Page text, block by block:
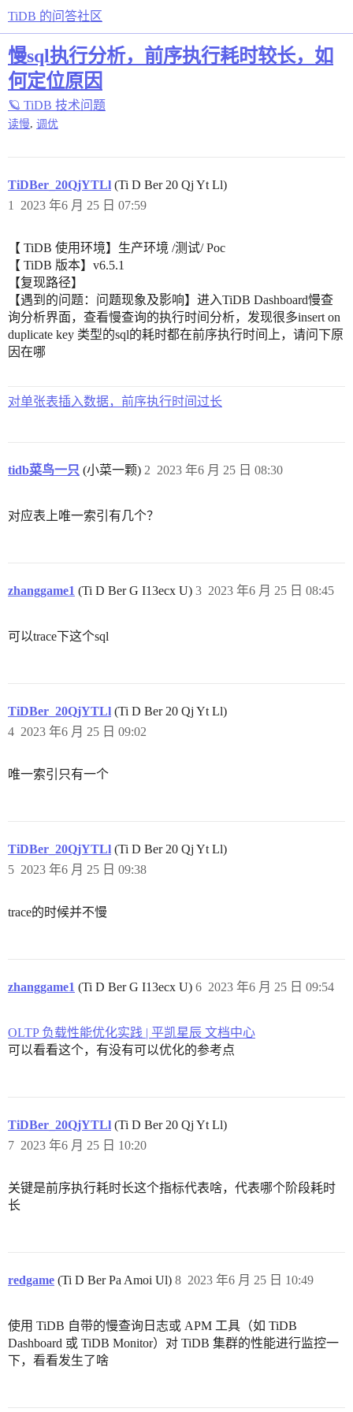
TiDB 的问答社区
慢sql执行分析，前序执行耗时较长，如
何定位原因
🪐 TiDB 技术问题
读慢 调优
TiDBer_20QjYTLl (Ti D Ber 20 Qj Yt Ll)
2023 年6 月 25 日 07:59
1
【 TiDB 使用环境】生产环境 /测试/ Poc
【 TiDB 版本】v6.5.1
【复现路径】
【遇到的问题：问题现象及影响】进入TiDB Dashboard慢查
询分析界面，查看慢查询的执行时间分析，发现很多insert on
duplicate key 类型的sql的耗时都在前序执行时间上，请问下原
因在哪
对单张表插入数据，前序执行时间过长
tidb菜鸟一只 (小菜一颗) 2023 年6 月 25 日 08:30
2
对应表上唯一索引有几个？
zhanggame1 (Ti D Ber G I13ecx U) 2023 年6 月 25 日 08:45
3
可以trace下这个sql
TiDBer_20QjYTLl (Ti D Ber 20 Qj Yt Ll)
2023 年6 月 25 日 09:02
4
唯一索引只有一个
TiDBer_20QjYTLl (Ti D Ber 20 Qj Yt Ll)
2023 年6 月 25 日 09:38
5
trace的时候并不慢
zhanggame1 (Ti D Ber G I13ecx U) 2023 年6 月 25 日 09:54
6
OLTP 负载性能优化实践 | 平凯星辰 文档中心
可以看看这个，有没有可以优化的参考点
TiDBer_20QjYTLl (Ti D Ber 20 Qj Yt Ll)
2023 年6 月 25 日 10:20
7
关键是前序执行耗时长这个指标代表啥，代表哪个阶段耗时
长
redgame (Ti D Ber Pa Amoi Ul) 2023 年6 月 25 日 10:49
8
使用 TiDB 自带的慢查询日志或 APM 工具（如 TiDB
Dashboard 或 TiDB Monitor）对 TiDB 集群的性能进行监控一
下，看看发生了啥